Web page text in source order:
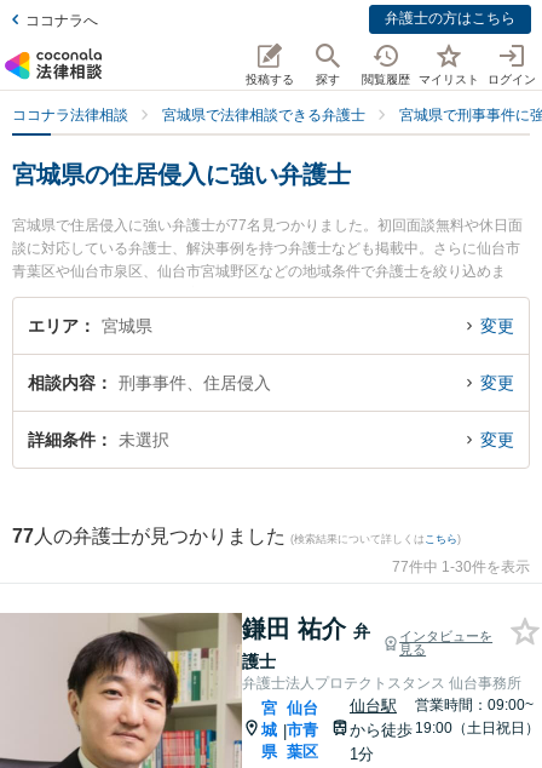
ココナラへ 弁護士の方はこちら
投稿する 探す 閲覧履歴 マイリスト ログイン
ココナラ法律相談 宮城県で法律相談できる弁護士 宮城県で刑事事件に
宮城県の住居侵入に強い弁護士
宮城県で住居侵入に強い弁護士が77名見つかりました。初回面談無料や休日面
談に対応している弁護士、解決事例を持つ弁護士なども掲載中。さらに仙台市
青葉区や仙台市泉区、仙台市宮城野区などの地域条件で弁護士を絞り込めま
す。刑事事件に関係する加害者側や少年事件、再犯・前科あり等の細かな分野
での絞り込み検索もでき便利です。特に弁護士法人プロテクトスタンス 仙台事
目されています。『宮城県で土日や夜間に発生した住居侵入のトラブルを今す
ぐに弁護士に相談したい』『住居侵入のトラブル解決の実績豊富な近くの弁護
士を検索したい』『初回相談無料で住居侵入を法律相談できる宮城県内の弁護
エリア 宮城県 変更
相談内容 刑事事件、住居侵入 変更
詳細条件 未選択 変更
77 人の弁護士が見つかりました (検索結果について詳しくは こちら)
77件中 1-30件を表示
鎌田 祐介 弁
護士
インタビューを
見る
弁護士法人プロテクトスタンス 仙台事務所
宮
城
県
|
仙台
市青
葉区
仙台駅
から徒歩
1分
営業時間：09:00~
19:00（土日祝日）